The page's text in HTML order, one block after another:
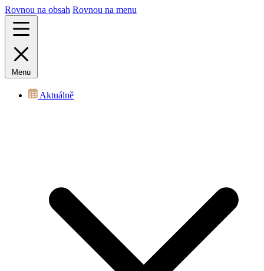
Rovnou na obsah Rovnou na menu
Menu
Aktuálně